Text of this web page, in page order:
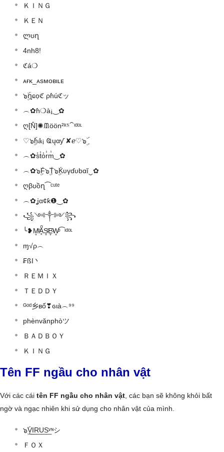
ＫＩＮＧ
ＫＥＮ
ლʊղ
4nh8!
ℭá❍
ᴀғκ_ᴀsмoʙιʟᴇ
๖ۣۜղɕọℭ ρɦúℭッ
︵✿ɦ❍à¡‿✿
ღ[N̐]✺ᙢöön²ᵏ⁵⁀ᶦᵈᵒᶫ
♡๖ۣۜɦả¡ Ҩųαƴ ✘ℯ♡๖ۣۜ
︵✿s̾t̾o̾r̾m̾‿✿
︵✿๖ۣۜF๖ۣۜT๖ۣۜKʋүɗυbαĭ‿✿
ღβʊồղ⁀ᶜᵘᵗᵉ
︵✿ʝα¢ƙ❶‿✿
꧁༺༒༻꧂
╰❥M̥ͦḀͦS̥ͦE̥ͦW̥ͦ⁀ᶦᵈᵒᶫ
ɱ√ρ︵
₣ßI丶
ＲＥＭＩＸ
ＴＥＤＤＹ
ᴳᵒᵈ乡вố❣ɢιà︵⁹⁹
phènvănphòツ
ＢＡＤＢＯＹ
ＫＩＮＧ
Tên FF ngầu cho nhân vật
Với các cái tên FF ngầu cho nhân vật , các bạn sẽ không khỏi bất
ngờ và ngạc nhiên khi sử dụng cho nhân vật của mình.
๖ۣۜV͟I͟R͟U͟S͟ᵛᶰシ
ＦＯＸ